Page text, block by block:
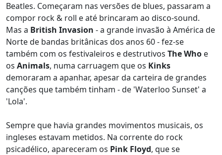
Beatles. Começaram nas versões de blues, passaram a
compor rock & roll e até brincaram ao disco-sound.
Mas a British Invasion - a grande invasão à América de
Norte de bandas britânicas dos anos 60 - fez-se
também com os festivaleiros e destrutivos The Who e
os Animals, numa carruagem que os Kinks
demoraram a apanhar, apesar da carteira de grandes
canções que também tinham - de 'Waterloo Sunset' a
'Lola'.
Sempre que havia grandes movimentos musicais, os
ingleses estavam metidos. Na corrente do rock
psicadélico, apareceram os Pink Floyd, que se